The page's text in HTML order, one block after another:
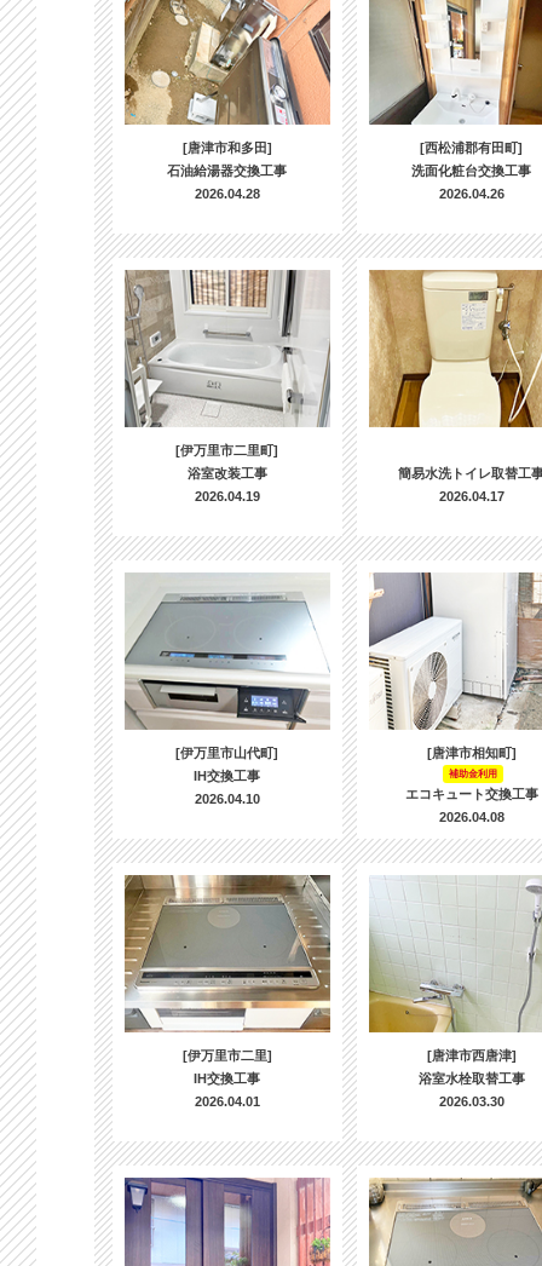
[唐津市和多田]
石油給湯器交換工事
2026.04.28
[西松浦郡有田町]
洗面化粧台交換工事
2026.04.26
[伊万里市二里町]
浴室改装工事
2026.04.19
簡易水洗トイレ取替工
2026.04.17
[伊万里市山代町]
IH交換工事
2026.04.10
[唐津市相知町]
補助金利用
エコキュート交換工事
2026.04.08
[伊万里市二里]
IH交換工事
2026.04.01
[唐津市西唐津]
浴室水栓取替工事
2026.03.30